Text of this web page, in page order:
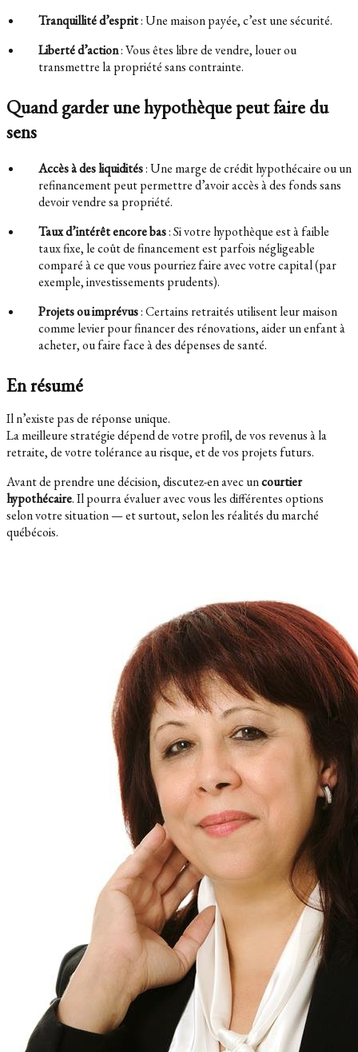
Tranquillité d’esprit: Une maison payée, c’est une sécurité.
Liberté d’action: Vous êtes libre de vendre, louer ou
transmettre la propriété sans contrainte.
Quand garder une hypothèque peut faire du
sens
Accès à des liquidités: Une marge de crédit hypothécaire ou un
refinancement peut permettre d’avoir accès à des fonds sans
devoir vendre sa propriété.
Taux d’intérêt encore bas: Si votre hypothèque est à faible
taux fixe, le coût de financement est parfois négligeable
comparé à ce que vous pourriez faire avec votre capital (par
exemple, investissements prudents).
Projets ou imprévus: Certains retraités utilisent leur maison
comme levier pour financer des rénovations, aider un enfant à
acheter, ou faire face à des dépenses de santé.
En résumé
Il n’existe pas de réponse unique.
La meilleure stratégie dépend de votre profil, de vos revenus à la
retraite, de votre tolérance au risque, et de vos projets futurs.
Avant de prendre une décision, discutez-en avec uncourtier
hypothécaire. Il pourra évaluer avec vous les différentes options
selon votre situation — et surtout, selon les réalités du marché
québécois.